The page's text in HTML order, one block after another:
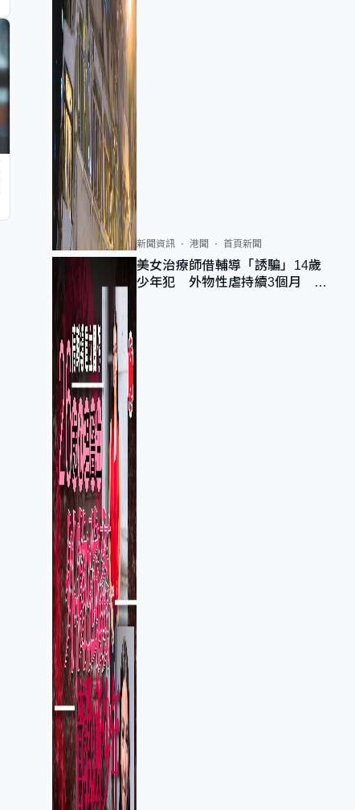
新聞資訊 港聞 首頁新聞
美女治療師借輔導「誘騙」14歲
少年犯 外物性虐持續3個月 受